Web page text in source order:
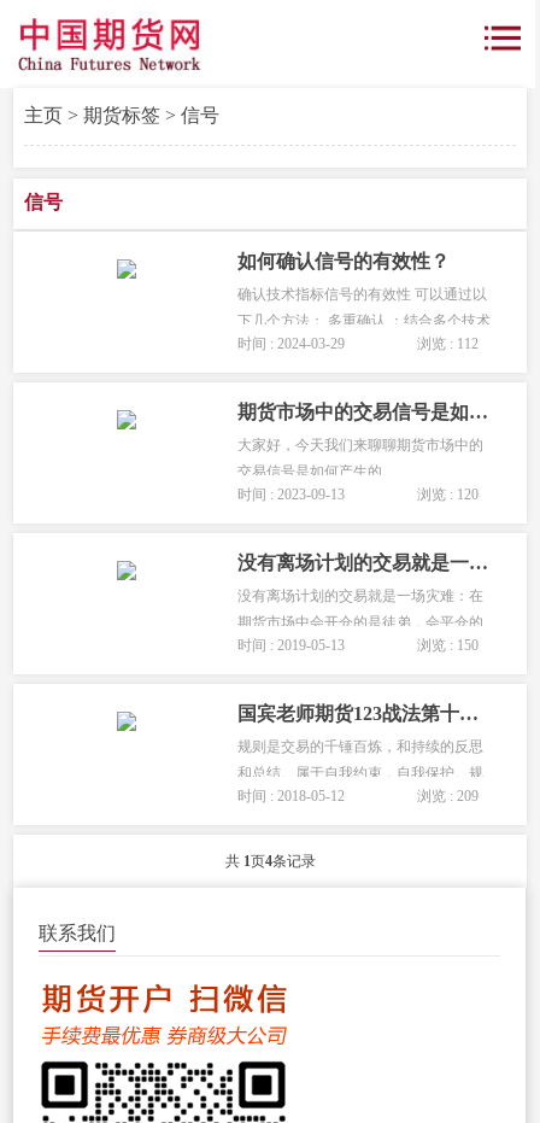
主页> 期货标签> 信号
信号
如何确认信号的有效性？
确认技术指标信号的有效性 可以通过以
下几个方法： 多重确认 ：结合多个技术
指标进行分析。不同的指标可能给出相
信度。 结合价格走势 ：观察价格本...
时间 : 2024-03-29 浏览 : 112
期货市场中的交易信号是如何产生的？
大家好，今天我们来聊聊期货市场中的
交易信号是如何产生的。...
时间 : 2023-09-13
浏览 : 120
没有离场计划的交易就是一场灾难「平仓离场的三个信号」
没有离场计划的交易就是一场灾难：在
期货市场中会开仓的是徒弟，会平仓的
是师傅，会空仓的是师爷交易者在交易
先有了浮盈，然后眼睁睁地看着自己的
盈利单变成亏损单，最终止损离场。...
时间 : 2019-05-13 浏览 : 150
国宾老师期货123战法第十讲:关于规则,关于犯规!
规则是交易的千锤百炼，和持续的反思
和总结。属于自我约束，自我保护。规
则是高于眼前利益的，要禁得住诱惑。
求生，不若弃之而取胜。...
时间 : 2018-05-12 浏览 : 209
共 1页4条记录
联系我们